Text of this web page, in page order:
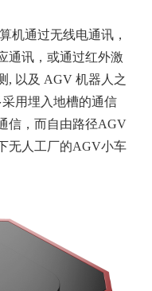
机通过无线电通讯，
通讯，或通过红外激
, 以及 AGV 机器人之
用埋入地槽的通信
信，而自由路径AGV
无人工厂的AGV小车